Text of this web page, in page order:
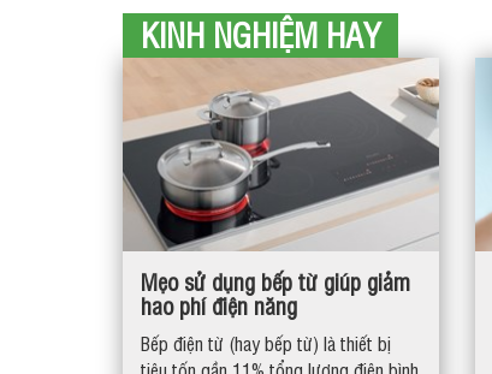
KINH NGHIỆM HAY
Mẹo sử dụng bếp từ giúp giảm
hao phí điện năng
Bếp điện từ (hay bếp từ) là thiết bị